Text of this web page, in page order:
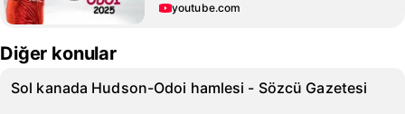
youtube.com
Diğer konular
Sol kanada Hudson-Odoi hamlesi - Sözcü Gazetesi